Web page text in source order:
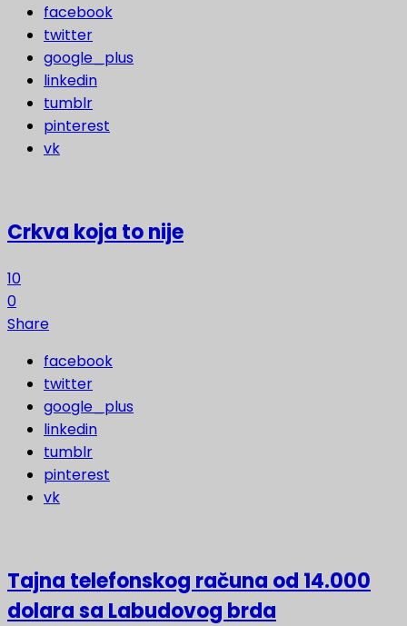
facebook
twitter
google_plus
linkedin
tumblr
pinterest
vk
Crkva koja to nije
10
0
Share
facebook
twitter
google_plus
linkedin
tumblr
pinterest
vk
Tajna telefonskog računa od 14.000
dolara sa Labudovog brda